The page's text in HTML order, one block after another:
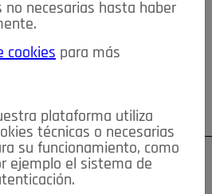
DE INTERÉS
MIS ANUNCIOS CONTACTO
¿Olvidó su contraseña?
no necesarias hasta haber
cookies para más
plataforma utiliza
técnicas o necesarias
su funcionamiento, como
ejemplo el sistema de